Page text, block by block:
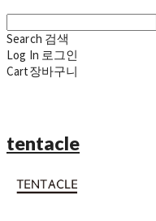
Search 검색
Log In 로그인
Cart장바구니
tentacle